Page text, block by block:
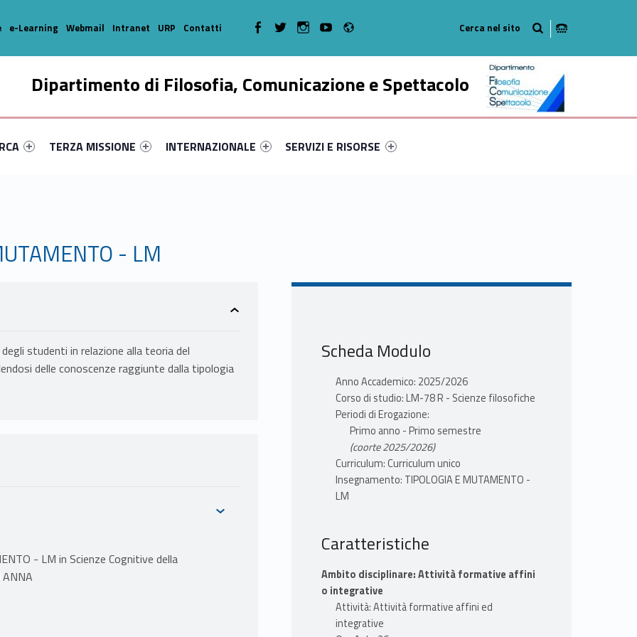
Dipartimento di Filosofia, Comunicazione e Spettacolo
primary-38376-16
#link-menu-primary-28181-35
Link identifier #link-menu-primary-13877-46
TERZA MISSIONE
Link identifier #link-menu-primary-71517-52
INTERNAZIONALE
Link identifier #link-menu-primary-84956-63
SERVIZI E RISORSE
e-Learning Webmail Intranet URP Contatti WebMan on Facebook
WebMan on TwitterWebMan on Instagram
WebMan on Youtube
- LM
studenti in relazione alla teoria del
delle conoscenze raggiunte dalla tipologia
- LM in Scienze Cognitive della
Scheda Modulo
Anno Accademico: 2025/2026
Corso di studio: LM-78 R - Scienze filosofiche
Periodi di Erogazione:
Primo anno - Primo semestre
(coorte 2025/2026)
Curriculum: Curriculum unico
Insegnamento: TIPOLOGIA E MUTAMENTO -
LM
Caratteristiche
Ambito disciplinare: Attività formative affini
o integrative
Attività: Attività formative affini ed
integrative